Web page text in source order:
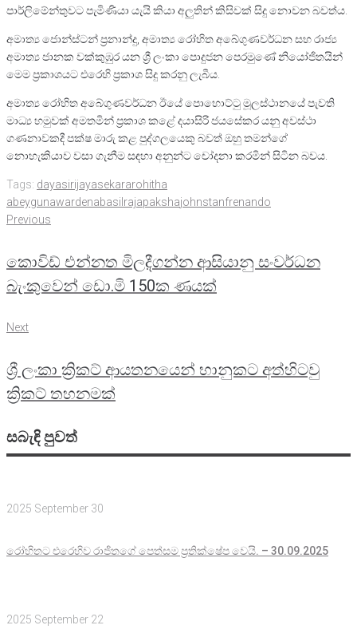
පාර්ලිමේන්තුවට පැමිණියා යැයි කියා අලුතින් කිසිවක් සිදු නොවන බවත්ය.
අමාත්‍ය ජොන්ස්ටන් ප්‍රනාන්දු, අමාත්‍ය රෝහිත අබේගුණවර්ධන සහ රාජ්‍ය
අමාත්‍ය ජානක වක්කුඹුර යන ශ්‍රී ලංකා පොදුජන පෙරමුණේ නියෝජිතයින්
මෙම ප්‍රකාශයට එරෙහි ප්‍රකාශ සිදු කරනු ලැබීය.
අමාත්‍ය රෝහිත අබේගුණවර්ධන ඊයේ පොහොට්ටු මූලස්ථානයේ පැවති
මාධ්‍ය හමුවක් අමතමින් ප්‍රකාශ කළේ දයාසිරි ජයසේකර යනු අවස්ථා
ගණනාවකදී පක්ෂ මාරු කළ පුද්ගලයෙකු බවත් ඔහු තමන්ගේ
නොහැකියාව වසා ගැනීම සඳහා අනුන්ට චෝදනා කරමින් සිටින බවය.
Tags: dayasirijayasekararohitha
abeygunawardenabasilrajapakshajohnstanfrenando
Post
navigation
Previous
Previous
කොවිඩ් එන්නත මිලදීගන්න ආසියානු සංවර්ධන
බැංකුවෙන් ඩො.මි 150ක ණයක්
Next
Next
ශ්‍රී ලංකා ක්‍රිකට් ආයතනයෙන් භානුකට අත්හිටවු
ක්‍රිකට් තහනමක්
සබැඳි පුවත්
2025 September 30
රෝහිතට එරෙහිව රාජිතගේ පෙත්සම ‍ප්‍රතික්ෂේප වෙයි. – 30.09.2025
2025 September 22